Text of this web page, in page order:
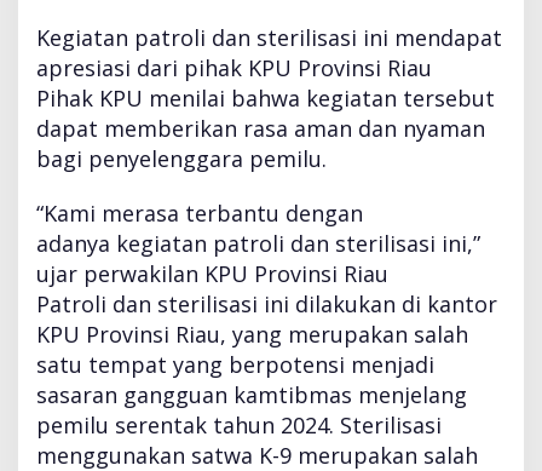
Kegiatan patroli dan sterilisasi ini mendapat
apresiasi dari pihak KPU Provinsi Riau
Pihak KPU menilai bahwa kegiatan tersebut
dapat memberikan rasa aman dan nyaman
bagi penyelenggara pemilu.
“Kami merasa terbantu dengan
adanya kegiatan patroli dan sterilisasi ini,”
ujar perwakilan KPU Provinsi Riau
Patroli dan sterilisasi ini dilakukan di kantor
KPU Provinsi Riau, yang merupakan salah
satu tempat yang berpotensi menjadi
sasaran gangguan kamtibmas menjelang
pemilu serentak tahun 2024. Sterilisasi
menggunakan satwa K-9 merupakan salah